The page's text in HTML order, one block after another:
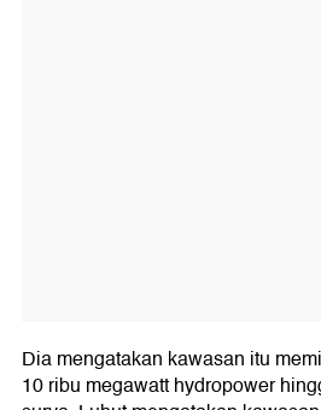
Dia mengatakan kawasan itu
10 ribu megawatt hydropower